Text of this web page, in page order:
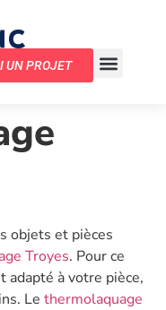
UN PROJET
objets et pièces
Troyes. Pour ce
adapté à votre pièce,
Le thermolaquage